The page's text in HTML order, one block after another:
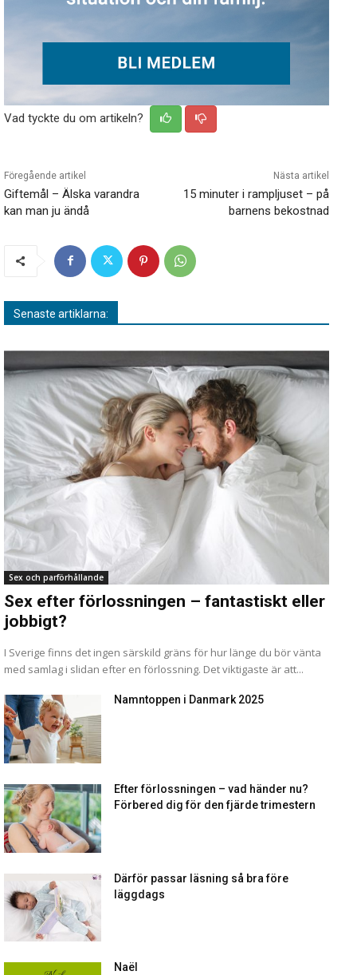
Vad tyckte du om artikeln?
Föregående artikel
Giftemål – Älska varandra
kan man ju ändå
Nästa artikel
15 minuter i rampljuset – på
barnens bekostnad
Senaste artiklarna:
Sex och parförhållande
Sex efter förlossningen – fantastiskt eller
jobbigt?
I Sverige finns det ingen särskild gräns för hur länge du bör vänta
med samlag i slidan efter en förlossning. Det viktigaste är att...
Namntoppen i Danmark 2025
Efter förlossningen – vad händer nu?
Förbered dig för den fjärde trimestern
Därför passar läsning så bra före
läggdags
Naël